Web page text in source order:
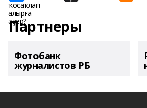
Партнеры
Фотобанк
журналистов РБ